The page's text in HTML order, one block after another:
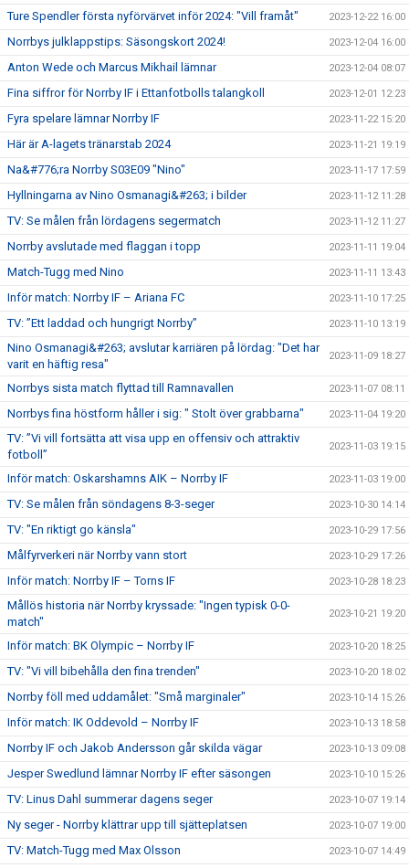
Ture Spendler första nyförvärvet inför 2024: "Vill framåt" 2023-12-22 16:00
Norrbys julklappstips: Säsongskort 2024! 2023-12-04 16:00
Anton Wede och Marcus Mikhail lämnar 2023-12-04 08:07
Fina siffror för Norrby IF i Ettanfotbolls talangkoll 2023-12-01 12:23
Fyra spelare lämnar Norrby IF 2023-11-22 15:20
Här är A-lagets tränarstab 2024 2023-11-21 19:19
Na&#776;ra Norrby S03E09 "Nino" 2023-11-17 17:59
Hyllningarna av Nino Osmanagi&#263; i bilder 2023-11-12 11:28
TV: Se målen från lördagens segermatch 2023-11-12 11:27
Norrby avslutade med flaggan i topp 2023-11-11 19:04
Match-Tugg med Nino 2023-11-11 13:43
Inför match: Norrby IF – Ariana FC 2023-11-10 17:25
TV: ”Ett laddad och hungrigt Norrby” 2023-11-10 13:19
Nino Osmanagi&#263; avslutar karriären på lördag: "Det har
varit en häftig resa"
2023-11-09 18:27
Norrbys sista match flyttad till Ramnavallen 2023-11-07 08:11
Norrbys fina höstform håller i sig: " Stolt över grabbarna" 2023-11-04 19:20
TV: ”Vi vill fortsätta att visa upp en offensiv och attraktiv
fotboll”
2023-11-03 19:15
Inför match: Oskarshamns AIK – Norrby IF 2023-11-03 19:00
TV: Se målen från söndagens 8-3-seger 2023-10-30 14:14
TV: "En riktigt go känsla" 2023-10-29 17:56
Målfyrverkeri när Norrby vann stort 2023-10-29 17:26
Inför match: Norrby IF – Torns IF 2023-10-28 18:23
Mållös historia när Norrby kryssade: "Ingen typisk 0-0-
match"
2023-10-21 19:20
Inför match: BK Olympic – Norrby IF 2023-10-20 18:25
TV: "Vi vill bibehålla den fina trenden" 2023-10-20 18:02
Norrby föll med uddamålet: "Små marginaler" 2023-10-14 15:26
Inför match: IK Oddevold – Norrby IF 2023-10-13 18:58
Norrby IF och Jakob Andersson går skilda vägar 2023-10-13 09:08
Jesper Swedlund lämnar Norrby IF efter säsongen 2023-10-10 15:26
TV: Linus Dahl summerar dagens seger 2023-10-07 19:14
Ny seger - Norrby klättrar upp till sjätteplatsen 2023-10-07 19:00
TV: Match-Tugg med Max Olsson 2023-10-07 14:49